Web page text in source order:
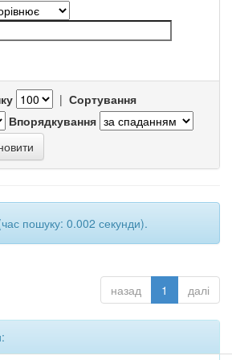
| Сортування
Впорядкування
пошуку: 0.002 секунди).
назад 1 далі